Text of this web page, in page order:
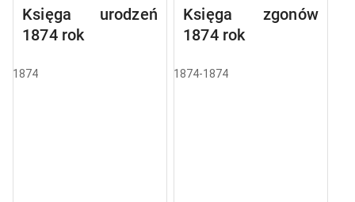
Księga urodzeń
1874 rok
1874
Księga zgonów
1874 rok
1874-1874